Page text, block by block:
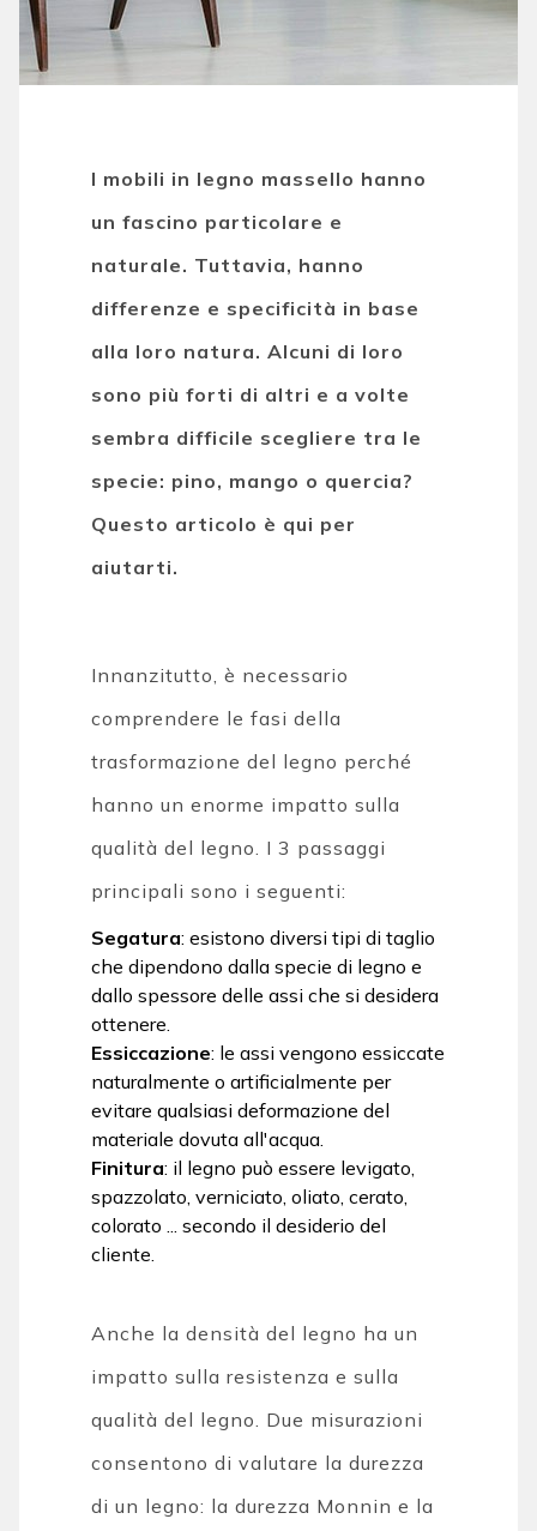
I mobili in legno massello hanno
un fascino particolare e
naturale. Tuttavia, hanno
differenze e specificità in base
alla loro natura. Alcuni di loro
sono più forti di altri e a volte
sembra difficile scegliere tra le
specie: pino, mango o quercia?
Questo articolo è qui per
aiutarti.
Innanzitutto, è necessario
comprendere le fasi della
trasformazione del legno perché
hanno un enorme impatto sulla
qualità del legno. I 3 passaggi
principali sono i seguenti:
Segatura: esistono diversi tipi di taglio
che dipendono dalla specie di legno e
dallo spessore delle assi che si desidera
ottenere.
Essiccazione: le assi vengono essiccate
naturalmente o artificialmente per
evitare qualsiasi deformazione del
materiale dovuta all'acqua.
Finitura: il legno può essere levigato,
spazzolato, verniciato, oliato, cerato,
colorato ... secondo il desiderio del
cliente.
Anche la densità del legno ha un
impatto sulla resistenza e sulla
qualità del legno. Due misurazioni
consentono di valutare la durezza
di un legno: la durezza Monnin e la